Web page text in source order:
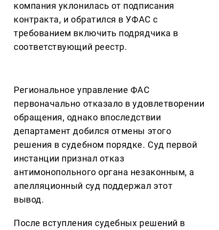
компания уклонилась от подписания
контракта, и обратился в УФАС с
требованием включить подрядчика в
соответствующий реестр.
Региональное управление ФАС
первоначально отказало в удовлетворении
обращения, однако впоследствии
департамент добился отмены этого
решения в судебном порядке. Суд первой
инстанции признал отказ
антимонопольного органа незаконным, а
апелляционный суд поддержал этот
вывод.
После вступления судебных решений в